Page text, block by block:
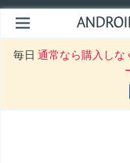
毎日 通常なら購入しな